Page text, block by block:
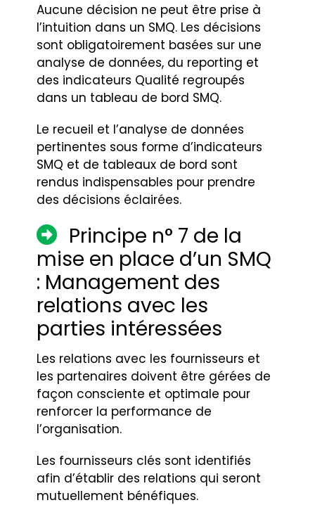
Aucune décision ne peut être prise à
l’intuition dans un SMQ. Les décisions
sont obligatoirement basées sur une
analyse de données, du reporting et
des indicateurs Qualité regroupés
dans un tableau de bord SMQ.
Le recueil et l’analyse de données
pertinentes sous forme d’indicateurs
SMQ et de tableaux de bord sont
rendus indispensables pour prendre
des décisions éclairées.
Principe n° 7 de la
mise en place d’un SMQ
: Management des
relations avec les
parties intéressées
Les relations avec les fournisseurs et
les partenaires doivent être gérées de
façon consciente et optimale pour
renforcer la performance de
l’organisation.
Les fournisseurs clés sont identifiés
afin d’établir des relations qui seront
mutuellement bénéfiques.